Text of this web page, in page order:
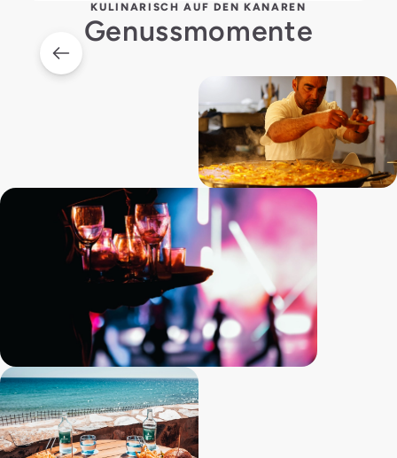
KULINARISCH AUF DEN KANAREN
Genussmomente